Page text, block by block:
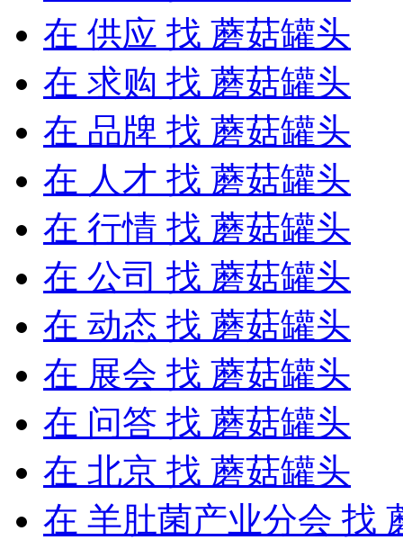
在 供应 找 蘑菇罐头
在 求购 找 蘑菇罐头
在 品牌 找 蘑菇罐头
在 人才 找 蘑菇罐头
在 行情 找 蘑菇罐头
在 公司 找 蘑菇罐头
在 动态 找 蘑菇罐头
在 展会 找 蘑菇罐头
在 问答 找 蘑菇罐头
在 北京 找 蘑菇罐头
在 羊肚菌产业分会 找